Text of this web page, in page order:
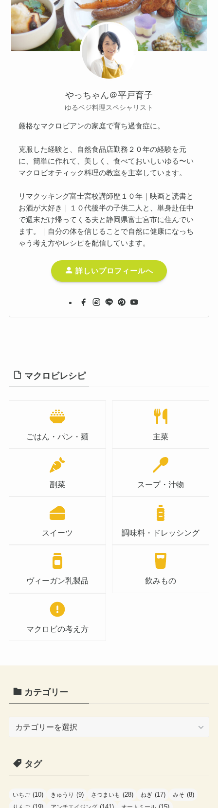
やっちゃん＠平戸育子
ゆるベジ料理スペシャリスト
厳格なマクロビアンの家庭で育ち過食症に。
克服した経験と、自然食品店勤務２０年の経験を元
に、簡単に作れて、美しく、食べておいしいゆる〜い
マクロビオティック料理の教室を主宰しています。
リマクッキング富士宮校講師歴１０年｜映画と読書と
お酒が大好き｜１０代後半の子供二人と、単身赴任中
で週末だけ帰ってくる夫と静岡県富士宮市に住んでい
ます。｜自分の体を信じることで自然に健康になっち
ゃう考え方やレシピを配信しています。
詳しいプロフィールへ
マクロビレシピ
ごはん・パン・麺 主菜
副菜 スープ・汁物
スイーツ 調味料・ドレッシング
ヴィーガン乳製品 飲みもの
マクロビの考え方
カテゴリー
ゴ
タグ
いちご (10) きゅうり (9) さつまいも (28) ねぎ (17) みそ (8)